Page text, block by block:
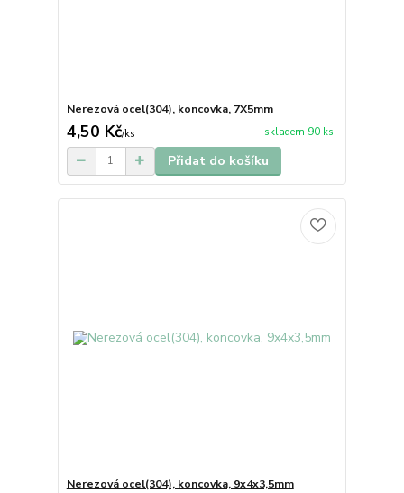
Nerezová ocel(304), koncovka, 7X5mm
4,50 Kč/ks skladem 90 ks
Přidat do košíku
Nerezová ocel(304), koncovka, 9x4x3,5mm